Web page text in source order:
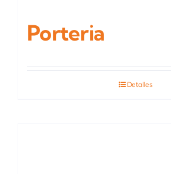
Porteria
Detalles